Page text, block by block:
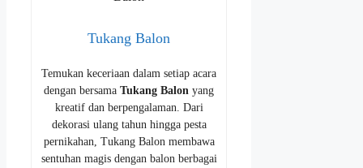
Tukang Balon
Temukan keceriaan dalam setiap acara
dengan bersamaTukang Balon yang
kreatif dan berpengalaman. Dari
dekorasi ulang tahun hingga pesta
pernikahan, Tukang Balon membawa
sentuhan magis dengan balon berbagai